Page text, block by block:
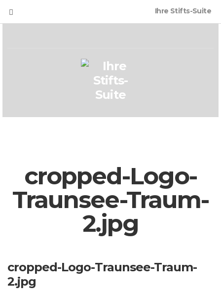
Ihre Stifts-Suite
cropped-Logo-
Traunsee-Traum-
2.jpg
cropped-Logo-Traunsee-Traum-
2.jpg